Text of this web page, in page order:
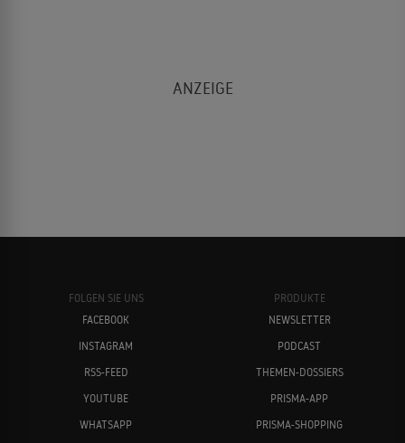
FOLGEN SIE UNS
FACEBOOK
INSTAGRAM
RSS-FEED
YOUTUBE
WHATSAPP
PRODUKTE
NEWSLETTER
PODCAST
THEMEN-DOSSIERS
PRISMA-APP
PRISMA-SHOPPING